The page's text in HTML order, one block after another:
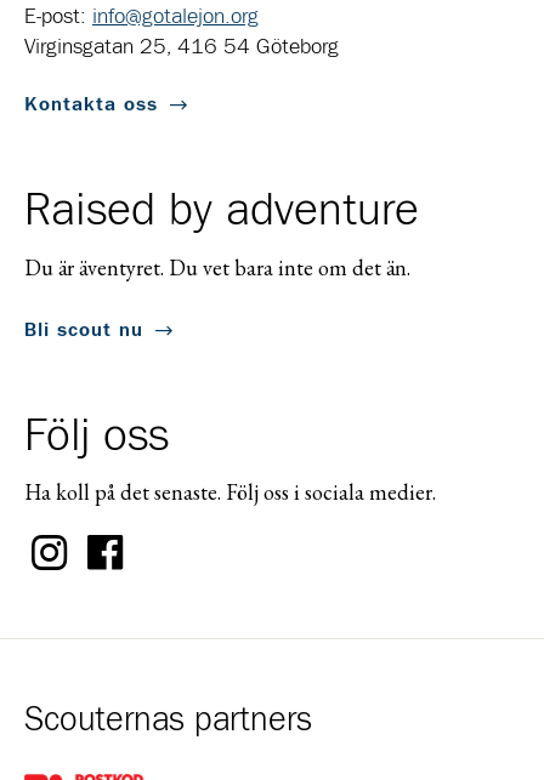
E-post: info@gotalejon.org
Virginsgatan 25, 416 54 Göteborg
Kontakta oss
Raised by adventure
Du är äventyret. Du vet bara inte om det än.
Bli scout nu
Följ oss
Ha koll på det senaste. Följ oss i sociala medier.
Scouternas partners